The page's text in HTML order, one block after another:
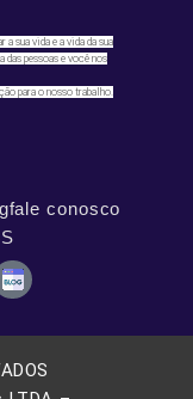
sua vida e a vida da sua
das pessoas e você nos
para o nosso trabalho.
fale conosco